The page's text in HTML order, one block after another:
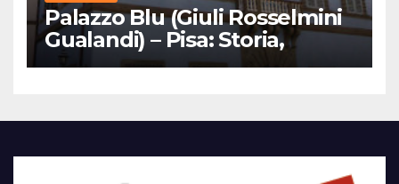
Palazzo Blu (Giuli Rosselmini
Gualandi) – Pisa: Storia,
Mostre e Info Visita